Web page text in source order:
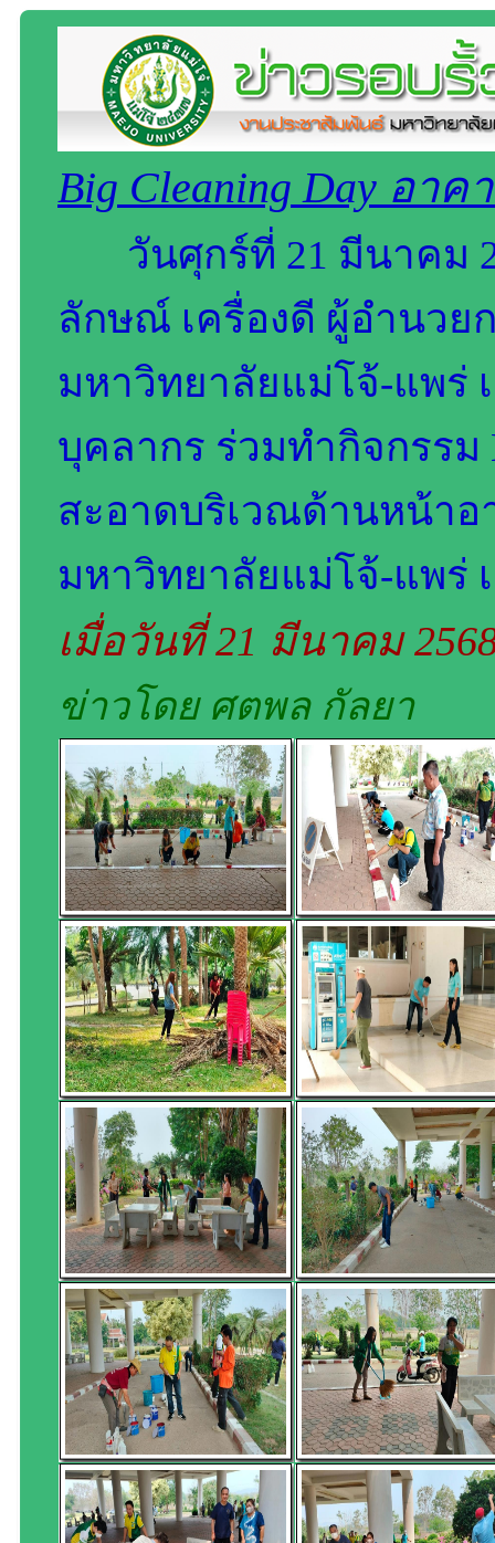
Big Cleaning Day อา
วันศุกร์ที่ 21 มีนาคม
ลักษณ์ เครื่องดี ผู้อำนว
มหาวิทยาลัยแม่โจ้-แพร่
บุคลากร ร่วมทำกิจกรรม
สะอาดบริเวณด้านหน้า
มหาวิทยาลัยแม่โจ้-แพร่
เมื่อวันที่ 21 มีนาคม
ข่าวโดย ศตพล กัลยา